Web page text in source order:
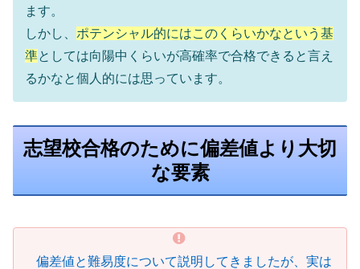
ます。
しかし、 ポテンシャル的にはこのくらいかなという基
準としては向陽中くらいが高確率で合格できると言え
るかなと個人的には思っています。
志望校合格のために偏差値より大切
な要素
偏差値と難易度について説明してきましたが、実は